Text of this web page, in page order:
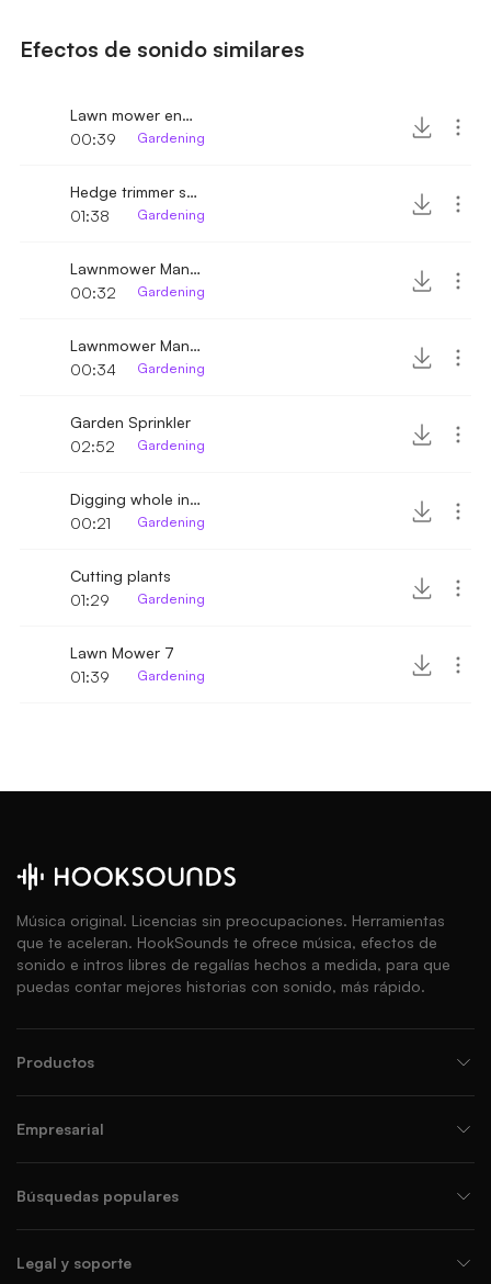
Efectos de sonido similares
Lawn mower engine turn on and running
00:39
Gardening
Hedge trimmer sound
01:38
Gardening
Lawnmower Manual Fast
00:32
Gardening
Lawnmower Manual Medium
00:34
Gardening
Garden Sprinkler
02:52
Gardening
Digging whole in dirt
00:21
Gardening
Cutting plants
01:29
Gardening
Lawn Mower 7
01:39
Gardening
Música original. Licencias sin preocupaciones. Herramientas
que te aceleran. HookSounds te ofrece música, efectos de
sonido e intros libres de regalías hechos a medida, para que
puedas contar mejores historias con sonido, más rápido.
Productos
Empresarial
Búsquedas populares
Legal y soporte